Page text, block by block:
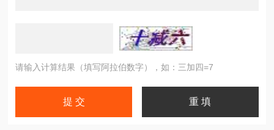
请输入计算结果（填写阿拉伯数字），如：三加四=7